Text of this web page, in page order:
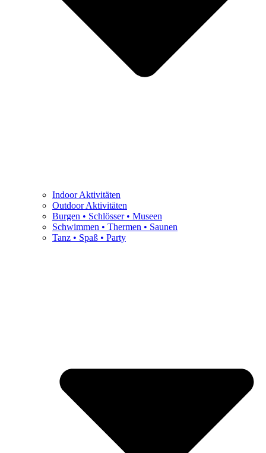
Indoor Aktivitäten
Outdoor Aktivitäten
Burgen • Schlösser • Museen
Schwimmen • Thermen • Saunen
Tanz • Spaß • Party